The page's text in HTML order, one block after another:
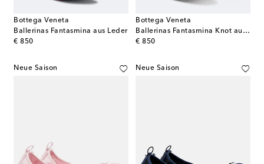
Bottega Veneta
Ballerinas Fantasmina aus Leder
€ 850
original price
Bottega Veneta
Ballerinas Fantasmina Knot aus Leder
€ 850
original price
Neue Saison Neue Saison